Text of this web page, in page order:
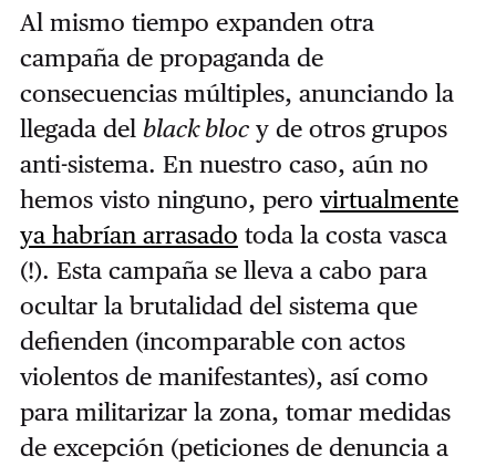
Al mismo tiempo expanden otra
campaña de propaganda de
consecuencias múltiples, anunciando la
llegada del black blocy de otros grupos
anti-sistema. En nuestro caso, aún no
hemos visto ninguno, pero virtualmente
ya habrían arrasado toda la costa vasca
(!). Esta campaña se lleva a cabo para
ocultar la brutalidad del sistema que
defienden (incomparable con actos
violentos de manifestantes), así como
para militarizar la zona, tomar medidas
de excepción (peticiones de denuncia a